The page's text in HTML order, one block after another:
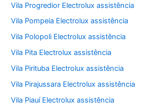
Vila Progredior Electrolux assistência
Vila Pompeia Electrolux assistência
Vila Polopoli Electrolux assistência
Vila Pita Electrolux assistência
Vila Pirituba Electrolux assistência
Vila Pirajussara Electrolux assistência
Vila Piauí Electrolux assistência